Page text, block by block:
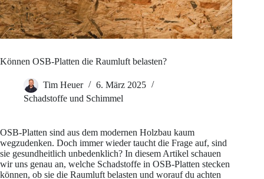
Können OSB-Platten die Raumluft belasten?
Tim Heuer
6. März 2025
Schadstoffe und Schimmel
OSB-Platten sind aus dem modernen Holzbau kaum
wegzudenken. Doch immer wieder taucht die Frage auf, sind
sie gesundheitlich unbedenklich? In diesem Artikel schauen
wir uns genau an, welche Schadstoffe in OSB-Platten stecken
können, ob sie die Raumluft belasten und worauf du achten